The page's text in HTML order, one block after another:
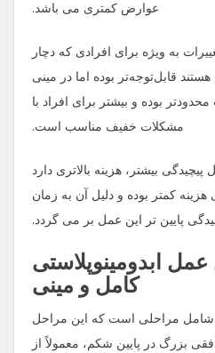
عوارض کمتری می باشد.
به ویژه برای افرادی که دچار
قابل‌توجه‌تر بوده اما در مینی
محدودتر بوده و بیشتر برای افراد با
مشکلات خفیف مناسب است.
پیچیدگی بیشتر، هزینه بالاتری دارد
هزینه کمتر بوده و دلیل آن به زمان
پایین‌ تر این عمل بر می گردد.
ابدومینوپلاستی
کامل و مینی
شامل مراحلی است که این مراحل
بزرگ در پایین شکم، معمولاً از